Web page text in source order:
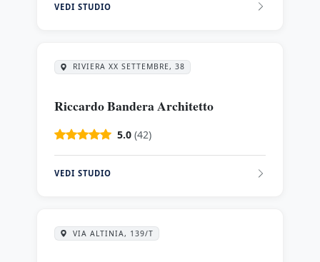
VEDI STUDIO
RIVIERA XX SETTEMBRE, 38
Riccardo Bandera Architetto
5.0 (42)
VEDI STUDIO
VIA ALTINIA, 139/T